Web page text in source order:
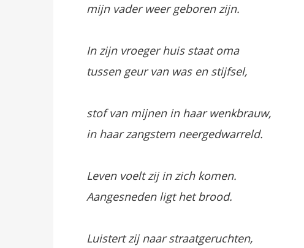
mijn vader weer geboren zijn.
In zijn vroeger huis staat oma
tussen geur van was en stijfsel,
stof van mijnen in haar wenkbrauw,
in haar zangstem neergedwarreld.
Leven voelt zij in zich komen.
Aangesneden ligt het brood.
Luistert zij naar straatgeruchten,